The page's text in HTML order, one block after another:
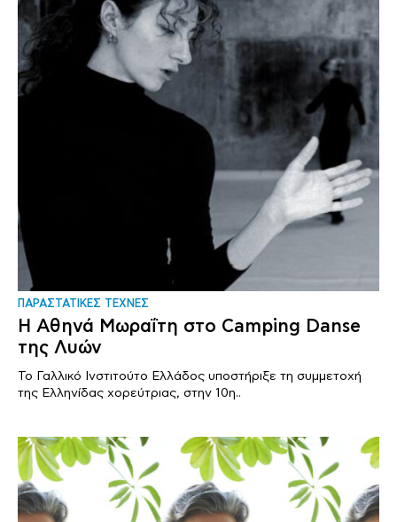
ΠΑΡΑΣΤΑΤΙΚΕΣ ΤΕΧΝΕΣ
Η Αθηνά Μωραΐτη στο Camping Danse
της Λυών
Το Γαλλικό Ινστιτούτο Ελλάδος υποστήριξε τη συμμετοχή
της Ελληνίδας χορεύτριας, στην 10η..